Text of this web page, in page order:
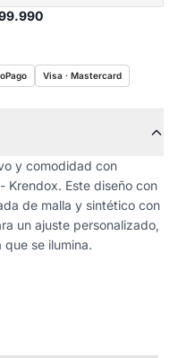
Visa · Mastercard
y comodidad con
Krendox. Este diseño con
de malla y sintético con
un ajuste personalizado,
se ilumina.